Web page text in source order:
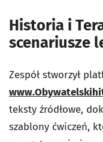
Historia i
scenariusze
Zespół stworzył
teksty źródłowe,
szablony ćwiczeń,